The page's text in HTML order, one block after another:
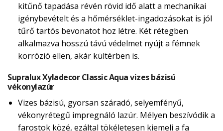
kitűnő tapadása révén rövid idő alatt a mechanikai
igénybevételt és a hőmérséklet-ingadozásokat is jól
tűrő tartós bevonatot hoz létre. Két rétegben
alkalmazva hosszú távú védelmet nyújt a fémnek
korrózió ellen, akár kültérben is.
Supralux Xyladecor Classic Aqua vizes bázisú
vékonylazúr
Vizes bázisú, gyorsan száradó, selyemfényű,
vékonyrétegű impregnáló lazúr. Mélyen beszívódik a
farostok közé, ezáltal tökéletesen kiemeli a fa